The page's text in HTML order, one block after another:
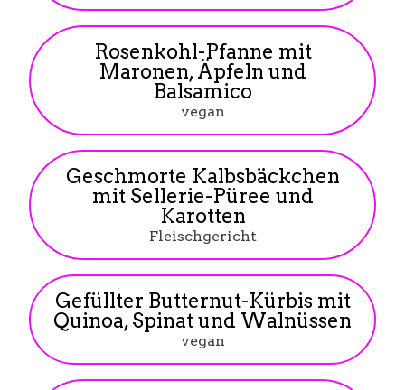
Rosenkohl-Pfanne mit
Maronen, Äpfeln und
Balsamico
vegan
Geschmorte Kalbsbäckchen
mit Sellerie-Püree und
Karotten
Fleischgericht
Gefüllter Butternut-Kürbis mit
Quinoa, Spinat und Walnüssen
vegan